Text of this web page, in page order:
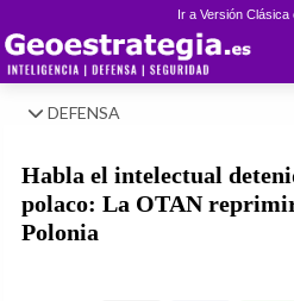
Ir a Versión Clásica
DEFENSA
Habla el intelectual
polaco: La OTAN
Polonia